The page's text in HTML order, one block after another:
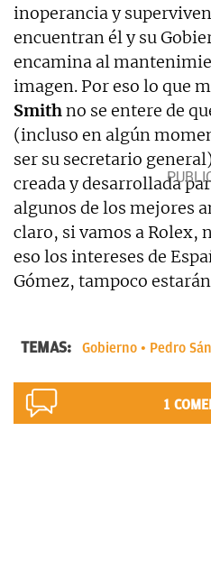
inoperancia y
encuentran él y su
encamina al
imagen. Por eso lo que
Smithno se entere de
(incluso en algún
ser su secretario
creada y desarrollada
algunos de los mejores
claro, si vamos a Rolex,
eso los intereses de
Gómez, tampoco
TEMAS: Gobierno Pedro
1